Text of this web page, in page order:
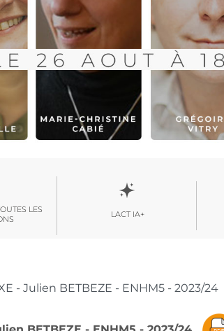
LES
LACT IA+
- Julien BETBEZE - ENHM5 - 2023/24